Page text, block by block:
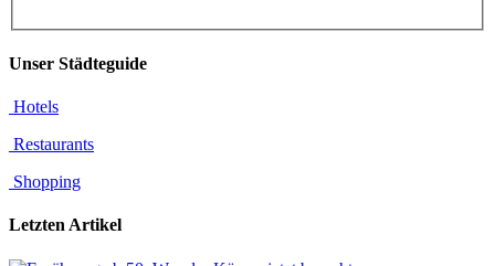
Unser Städteguide
Hotels
Restaurants
Shopping
Letzten Artikel